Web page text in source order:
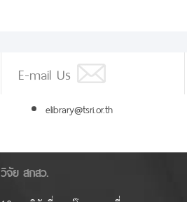
E-mail Us
elibrary@tsri.or.th
วิจัย สกสว.